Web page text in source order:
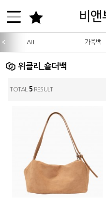
ALL 가죽백
위클리_숄더백
TOTAL 5RESULT